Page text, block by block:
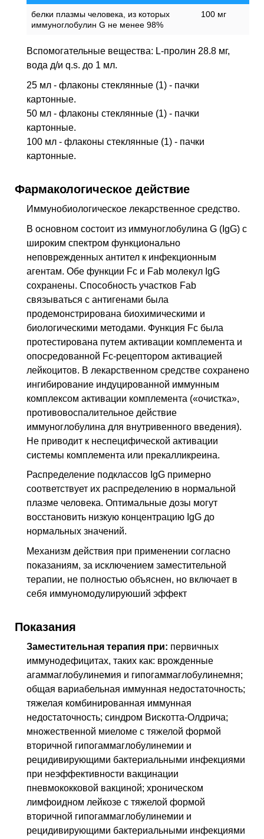
G61.0Синдром Гийена-Барре
синдром [Кавасаки]
Z94.8Наличие другого трансплантированного
Z100*КЛАСС XXII Хирургическая практика
белки плазмы человека, из которых
иммуноглобулин G не менее 98%
100 мг
Вспомогательные вещества: L-пролин 28.8 мг,
вода д/и q.s. до 1 мл.
25 мл - флаконы стеклянные (1) - пачки
картонные.
50 мл - флаконы стеклянные (1) - пачки
картонные.
100 мл - флаконы стеклянные (1) - пачки
картонные.
Фармакологическое действие
Иммунобиологическое лекарственное средство.
В основном состоит из иммуноглобулина G (IgG) с
широким спектром функционально
неповрежденных антител к инфекционным
агентам. Обе функции Fc и Fab молекул IgG
сохранены. Способность участков Fab
связываться с антигенами была
продемонстрирована биохимическими и
биологическими методами. Функция Fc была
протестирована путем активации комплемента и
опосредованной Fc-рецептором активацией
лейкоцитов. В лекарственном средстве сохранено
ингибирование индуцированной иммунным
комплексом активации комплемента («очистка»,
противовоспалительное действие
иммуноглобулина для внутривенного введения).
Не приводит к неспецифической активации
системы комплемента или прекалликреина.
Распределение подклассов IgG примерно
соответствует их распределению в нормальной
плазме человека. Оптимальные дозы могут
восстановить низкую концентрацию IgG до
нормальных значений.
Механизм действия при применении согласно
показаниям, за исключением заместительной
терапии, не полностью объяснен, но включает в
себя иммуномодулируюший эффект
Показания
Заместительная терапия при: первичных
иммунодефицитах, таких как: врожденные
агаммаглобулинемия и гипогаммаглобулинемня;
общая вариабельная иммунная недостаточность;
тяжелая комбинированная иммунная
недостаточность; синдром Вискотта-Олдрича;
множественной миеломе с тяжелой формой
вторичной гипогаммаглобулинемии и
рецидивирующими бактериальными инфекциями
при неэффективности вакцинации
пневмококковой вакциной; хроническом
лимфоидном лейкозе с тяжелой формой
вторичной гипогаммаглобулинемии и
рецидивирующими бактериальными инфекциями